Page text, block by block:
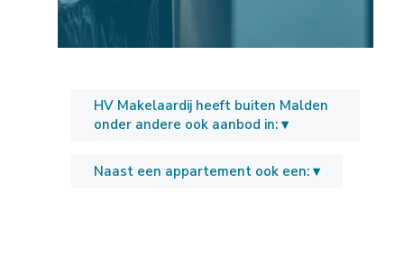
HV Makelaardij heeft buiten Malden
onder andere ook aanbod in: ▾
Naast een appartement ook een: ▾